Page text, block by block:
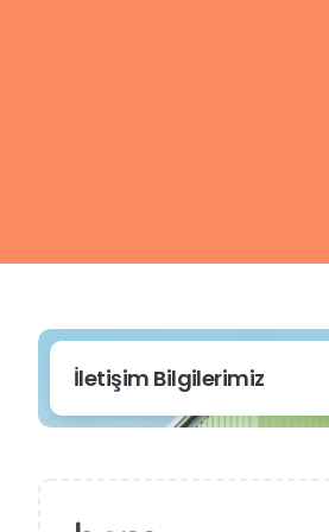
İletişim Bilgilerimiz